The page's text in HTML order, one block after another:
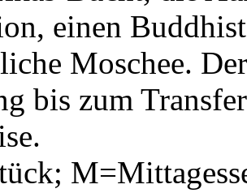
einen
Moschee.
bis zum